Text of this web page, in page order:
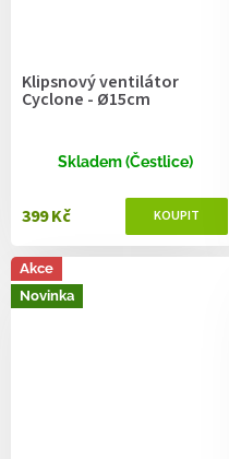
Klipsnový ventilátor
Cyclone - Ø15cm
Skladem (Čestlice)
399 Kč
Akce
Novinka